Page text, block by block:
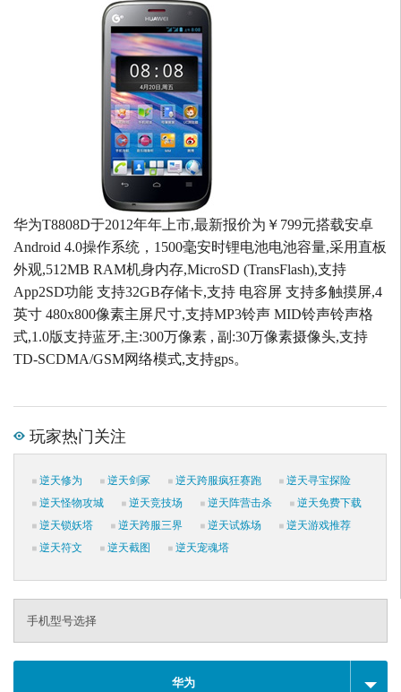
华为T8808D于2012年年上市,最新报价为￥799元搭载安卓
Android 4.0操作系统，1500毫安时锂电池电池容量,采用直板
外观,512MB RAM机身内存,MicroSD (TransFlash),支持
App2SD功能 支持32GB存储卡,支持 电容屏 支持多触摸屏,4
英寸 480x800像素主屏尺寸,支持MP3铃声 MID铃声铃声格
式,1.0版支持蓝牙,主:300万像素 , 副:30万像素摄像头,支持
TD-SCDMA/GSM网络模式,支持gps。
玩家热门关注
逆天修为 逆天剑冢 逆天跨服疯狂赛跑
逆天寻宝探险
逆天怪物攻城
逆天竞技场 逆天阵营击杀
逆天免费下载
逆天锁妖塔
逆天跨服三界 逆天试炼场
逆天游戏推荐
逆天符文
逆天截图 逆天宠魂塔
手机型号选择
华为